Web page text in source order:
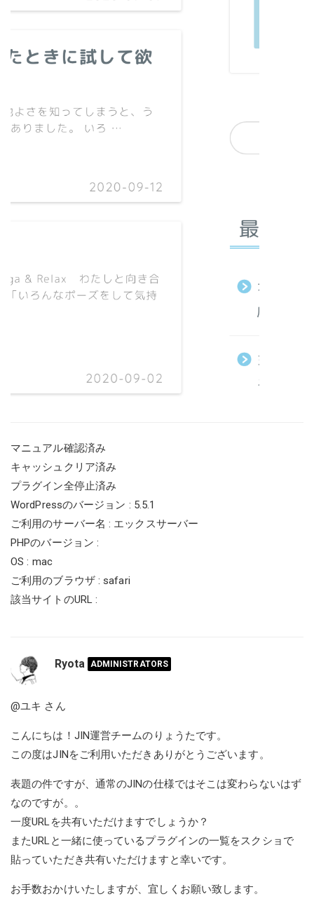
マニュアル確認済み
キャッシュクリア済み
プラグイン全停止済み
WordPressのバージョン : 5.5.1
ご利用のサーバー名 : エックスサーバー
PHPのバージョン :
OS : mac
ご利用のブラウザ : safari
該当サイトのURL :
Ryota ADMINISTRATORS
@ユキ さん
こんにちは！JIN運営チームのりょうたです。
この度はJINをご利用いただきありがとうございます。
表題の件ですが、通常のJINの仕様ではそこは変わらないはず
なのですが。。
一度URLを共有いただけますでしょうか？
またURLと一緒に使っているプラグインの一覧をスクショで
貼っていただき共有いただけますと幸いです。
お手数おかけいたしますが、宜しくお願い致します。